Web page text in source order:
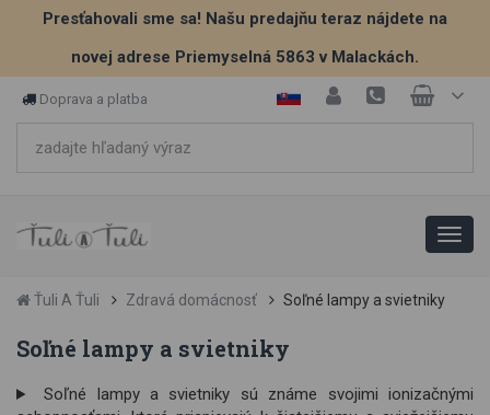
Presťahovali sme sa! Našu predajňu teraz nájdete na
novej adrese Priemyselná 5863 v Malackách.
Doprava a platba
Ťuli A Ťuli Zdravá domácnosť Soľné lampy a svietniky
Soľné lampy a svietniky
Soľné lampy a svietniky sú známe svojimi ionizačnými